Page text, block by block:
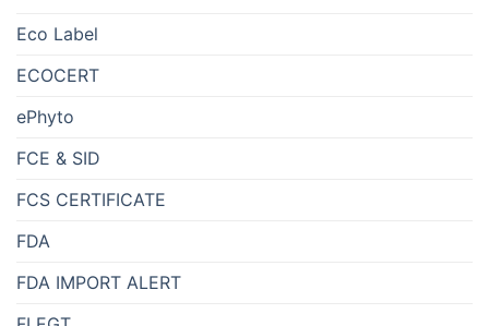
Eco Label
ECOCERT
ePhyto
FCE & SID
FCS CERTIFICATE
FDA
FDA IMPORT ALERT